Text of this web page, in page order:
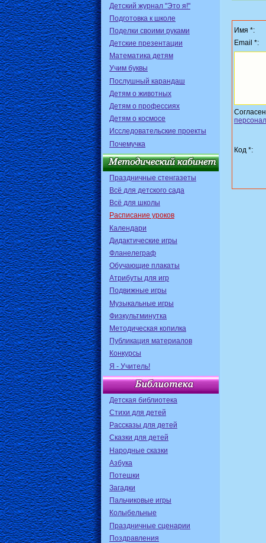
Детский журнал "Это я!"
Подготовка к школе
Поделки своими руками
Детские презентации
Математика детям
Учим буквы
Послушный карандаш
Детям о животных
Детям о профессиях
Детям о космосе
Исследовательские проекты
Почемучка
Праздничные стенгазеты
Всё для детского сада
Всё для школы
Расписание уроков
Календари
Дидактические игры
Фланелеграф
Обучающие плакаты
Атрибуты для игр
Подвижные игры
Музыкальные игры
Физкультминутка
Методическая копилка
Публикация материалов
Конкурсы
Я - Учитель!
Детская библиотека
Стихи для детей
Рассказы для детей
Сказки для детей
Народные сказки
Азбука
Потешки
Загадки
Пальчиковые игры
Колыбельные
Праздничные сценарии
Поздравления
Имя *:
Email *:
Код *: